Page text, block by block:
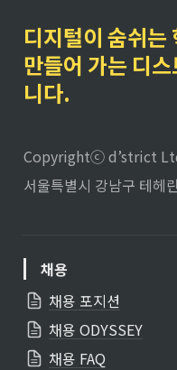
{
S
H
O
W
E
L
}}
디지털이 숨쉬는
만들어 가는 디
니다.
Copyrightⓒ d’strict
서울특별시 강남구 테헤
채용
채용 포지션
채용 ODYSSEY
채용 FAQ